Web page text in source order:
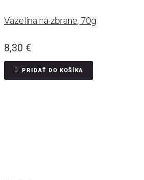
Vazelína na zbrane, 70g
8,30 €
PRIDAŤ DO KOŠÍKA